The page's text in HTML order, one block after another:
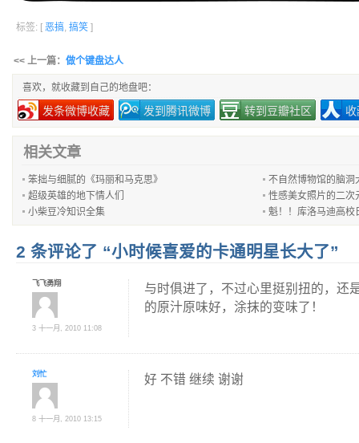
标签: [ 恶搞, 搞笑 ]
<< 上一篇： 做个键盘达人
喜欢，就收藏到自己的地盘吧：
发条微博收藏 发到腾讯微博 转到豆瓣社区
相关文章
笨拙与细腻的《玛丽和马克思》
不自然博物馆的脑洞
超级英雄的地下情人们
性感美女照片的二次
小柴豆冷知识全集
魁！！库洛马迪高校
2 条评论了 “小时候喜爱的卡通明星长大了”
飞飞勇翔
3 十一月, 2010 11:08
与时俱进了，不过心里挺别扭的，还
的原汁原味好，涂抹的变味了！
刘忙
8 十一月, 2010 13:15
好 不错 继续 谢谢